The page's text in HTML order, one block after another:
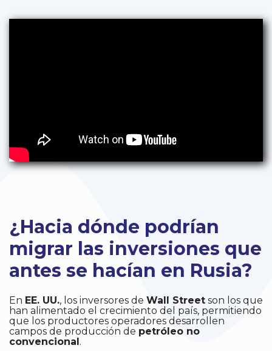
¿Hacia dónde podrían
migrar las inversiones que
antes se hacían en Rusia?
En EE. UU., los inversores de Wall Street son los que
han alimentado el crecimiento del país, permitiendo
que los productores operadores desarrollen
campos de producción de petróleo no
convencional.
navigation